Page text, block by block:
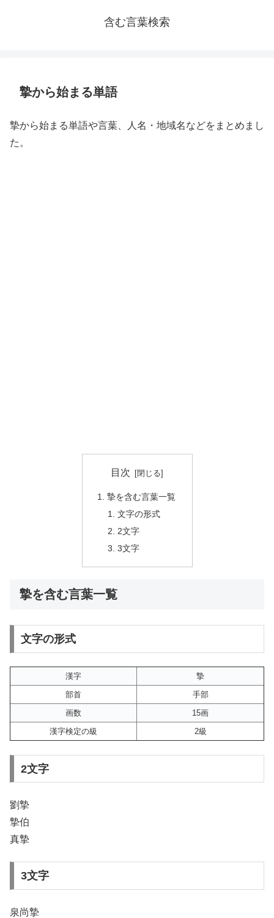
含む言葉検索
摯から始まる単語
摯から始まる単語や言葉、人名・地域名などをまとめまし
た。
目次
摯を含む言葉一覧
文字の形式
2文字
3文字
摯を含む言葉一覧
文字の形式
漢字
摯
部首
手部
画数
15画
漢字検定の級
2級
2文字
劉摯
摯伯
真摯
3文字
泉尚摯